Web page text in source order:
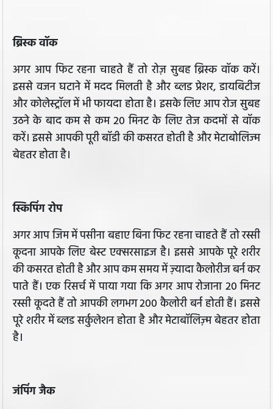
ब्रिस्क वॉक
अगर आप फिट रहना चाहते हैं तो रोज़ सुबह ब्रिस्क वॉक करें।
इससे वजन घटाने में मदद मिलती है और ब्लड प्रेशर, डायबिटीज
और कोलेस्ट्रॉल में भी फायदा होता है। इसके लिए आप रोज सुबह
उठने के बाद कम से कम 20 मिनट के लिए तेज कदमों से वॉक
करें। इससे आपकी पूरी बॉडी की कसरत होती है और मेटाबोलिज्म
बेहतर होता है।
स्किपिंग रोप
अगर आप जिम में पसीना बहाए बिना फिट रहना चाहते हैं तो रस्सी
कूदना आपके लिए बेस्ट एक्सरसाइज है। इससे आपके पूरे शरीर
की कसरत होती है और आप कम समय में ज़्यादा कैलोरीज बर्न कर
पाते हैं। एक रिसर्च में पाया गया कि अगर आप रोजाना 20 मिनट
रस्सी कूदते हैं तो आपकी लगभग 200 कैलोरी बर्न होती हैं। इससे
पूरे शरीर में ब्लड सर्कुलेशन होता है और मेटाबॉलिज़्म बेहतर होता
है।
जंपिंग जैक